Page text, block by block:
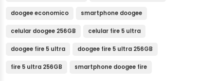
doogee economico smartphone doogee
celular doogee 256GB celular fire 5 ultra
doogee fire 5 ultra doogee fire 5 ultra 256GB
fire 5 ultra 256GB smartphone doogee fire